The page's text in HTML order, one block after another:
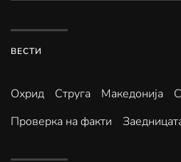
ВЕСТИ
Охрид Струга Македонија
Проверка на факти